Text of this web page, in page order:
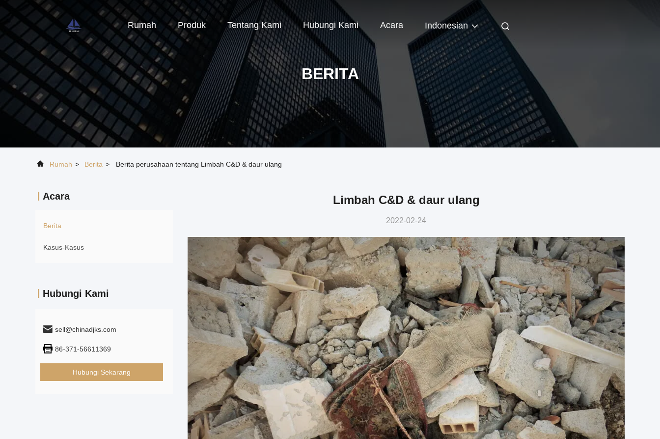
Rumah Produk Tentang Kami Hubungi Kami Acara Indonesian
BERITA
Rumah > Berita > Berita perusahaan tentang Limbah C&D & daur ulang
Acara
Berita
Kasus-Kasus
Hubungi Kami
sell@chinadjks.com
86-371-56611369
Hubungi Sekarang
Limbah C&D & daur ulang
2022-02-24